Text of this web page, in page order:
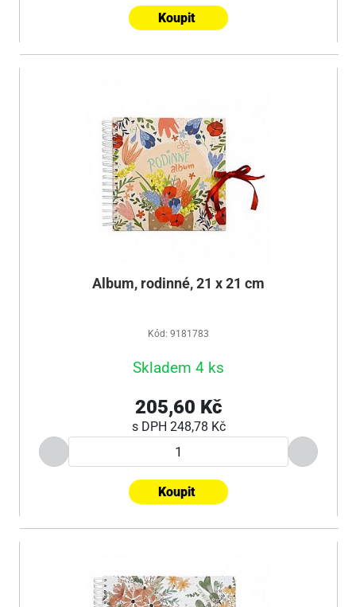
Koupit
Album, rodinné, 21 x 21 cm
Kód: 9181783
Skladem 4 ks
205,60 Kč
s DPH 248,78 Kč
Koupit